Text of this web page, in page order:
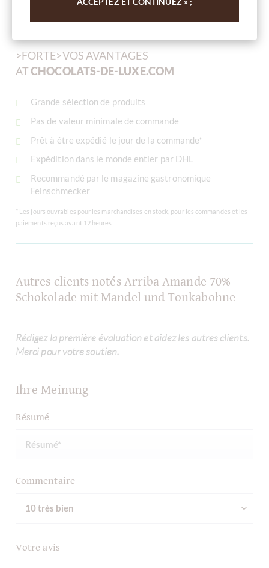
>FORTE>VOS AVANTAGES
ATCHOCOLATS-DE-LUXE.COM
Grande sélection de produits
Pas de valeur minimale de commande
Prêt à être expédié le jour de la commande*
Expédition dans le monde entier par DHL
Recommandé par le magazine gastronomique
Feinschmecker
* Les jours ouvrables pour les marchandises en stock, pour les commandes et les
paiements reçus avant 12 heures
Autres clients notés Arriba Amande 70%
Schokolade mit Mandel und Tonkabohne
Rédigez la première évaluation et aidez les autres clients.
Merci pour votre soutien.
Ihre Meinung
Résumé
Commentaire
Votre avis